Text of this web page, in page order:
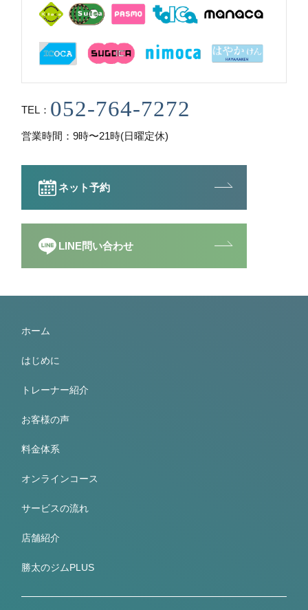
TEL
営業時間 9時〜21時(日曜定休)
ネット予約
LINE問い合わせ
ホーム
はじめに
トレーナー紹介
お客様の声
料金体系
オンラインコース
サービスの流れ
店舗紹介
勝太のジムPLUS